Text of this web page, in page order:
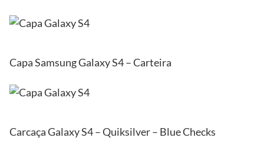
Capa Samsung Galaxy S4 – Carteira
Carcaça Galaxy S4 – Quiksilver – Blue Checks